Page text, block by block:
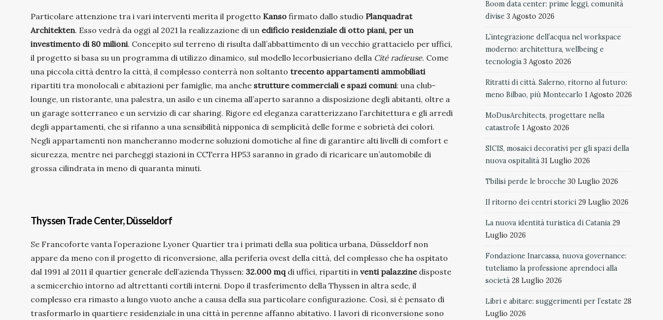
Particolare attenzione tra i vari interventi merita il progetto Kanso firmato dallo studio Planquadrat
Architekten. Esso vedrà da oggi al 2021 la realizzazione di un edificio residenziale di otto piani, per un
investimento di 80 milioni. Concepito sul terreno di risulta dall’abbattimento di un vecchio grattacielo per uffici,
il progetto si basa su un programma di utilizzo dinamico, sul modello lecorbusieriano della Cité radieuse. Come
una piccola città dentro la città, il complesso conterrà non soltanto trecento appartamenti ammobiliati
ripartiti tra monolocali e abitazioni per famiglie, ma anche strutture commerciali e spazi comuni: una club-
lounge, un ristorante, una palestra, un asilo e un cinema all’aperto saranno a disposizione degli abitanti, oltre a
un garage sotterraneo e un servizio di car sharing. Rigore ed eleganza caratterizzano l’architettura e gli arredi
degli appartamenti, che si rifanno a una sensibilità nipponica di semplicità delle forme e sobrietà dei colori.
Negli appartamenti non mancheranno moderne soluzioni domotiche al fine di garantire alti livelli di comfort e
sicurezza, mentre nei parcheggi stazioni in CCTerra HP53 saranno in grado di ricaricare un’automobile di
grossa cilindrata in meno di quaranta minuti.
Thyssen Trade Center, Düsseldorf
Se Francoforte vanta l’operazione Lyoner Quartier tra i primati della sua politica urbana, Düsseldorf non
appare da meno con il progetto di riconversione, alla periferia ovest della città, del complesso che ha ospitato
dal 1991 al 2011 il quartier generale dell’azienda Thyssen: 32.000 mq di uffici, ripartiti in venti palazzinedisposte
a semicerchio intorno ad altrettanti cortili interni. Dopo il trasferimento della Thyssen in altra sede, il
complesso era rimasto a lungo vuoto anche a causa della sua particolare configurazione. Così, si è pensato di
trasformarlo in quartiere residenziale in una città in perenne affanno abitativo. I lavori di riconversione sono
Boom data center: prime leggi, comunità
divise 3 Agosto 2026
L’integrazione dell’acqua nel workspace
moderno: architettura, wellbeing e
tecnologia 3 Agosto 2026
Ritratti di città. Salerno, ritorno al futuro:
meno Bilbao, più Montecarlo 1 Agosto 2026
MoDusArchitects, progettare nella
catastrofe 1 Agosto 2026
SICIS, mosaici decorativi per gli spazi della
nuova ospitalità 31 Luglio 2026
Tbilisi perde le brocche 30 Luglio 2026
Il ritorno dei centri storici 29 Luglio 2026
La nuova identità turistica di Catania 29
Luglio 2026
Fondazione Inarcassa, nuova governance:
tuteliamo la professione aprendoci alla
società 28 Luglio 2026
Libri e abitare: suggerimenti per l’estate 28
Luglio 2026